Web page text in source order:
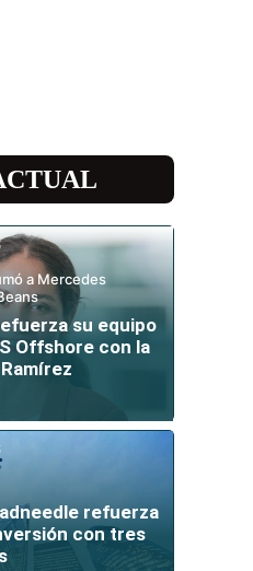
a Mercedes
su equipo
Offshore con la
refuerza
con tres